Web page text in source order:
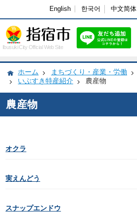
English 한국어 中文简体
Ibusuki City Official Web Site
ホーム まちづくり・産業・労働
いぶすき特産紹介
農産物
農産物
オクラ
実えんどう
スナップエンドウ